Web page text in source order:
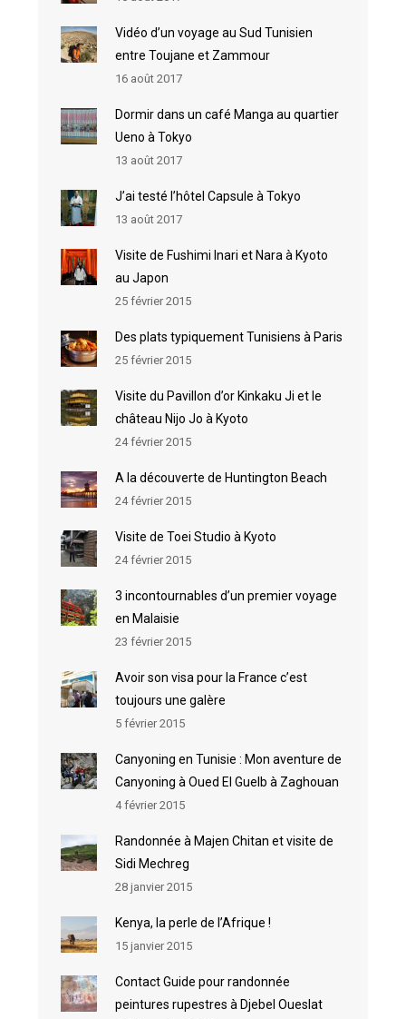
Vidéo d’un voyage au Sud Tunisien
entre Toujane et Zammour
16 août 2017
Dormir dans un café Manga au quartier
Ueno à Tokyo
13 août 2017
J’ai testé l’hôtel Capsule à Tokyo
13 août 2017
Visite de Fushimi Inari et Nara à Kyoto
au Japon
25 février 2015
Des plats typiquement Tunisiens à Paris
25 février 2015
Visite du Pavillon d’or Kinkaku Ji et le
château Nijo Jo à Kyoto
24 février 2015
A la découverte de Huntington Beach
24 février 2015
Visite de Toei Studio à Kyoto
24 février 2015
3 incontournables d’un premier voyage
en Malaisie
23 février 2015
Avoir son visa pour la France c’est
toujours une galère
5 février 2015
Canyoning en Tunisie : Mon aventure de
Canyoning à Oued El Guelb à Zaghouan
4 février 2015
Randonnée à Majen Chitan et visite de
Sidi Mechreg
28 janvier 2015
Kenya, la perle de l’Afrique !
15 janvier 2015
Contact Guide pour randonnée
peintures rupestres à Djebel Oueslat